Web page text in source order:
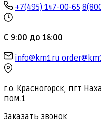
+7(495) 147-00-65
С 9:00 до 18:00
info@km1.ru
г.о. Красногорск, пгт
пом.1
Заказать звонок